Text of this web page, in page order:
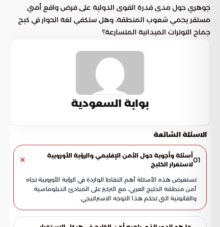
جوهري حول مدى قدرة القوى الدولية على فرض واقع أمني
مستقر يحمي شعوب المنطقة، وهل ستكفي لغة الحوار في كبح
جماح التوترات الميدانية المتسارعة؟
بوابة السعودية
الاسئلة الشائعة
01أسئلة وأجوبة حول الأمن الإقليمي والرؤية الأوروبية
لاستقرار الخليج
تستعرض هذه الأسئلة أهم النقاط الواردة في الرؤية الأوروبية تجاه
أمن منطقة الخليج العربي، مع التركيز على المبادئ الدبلوماسية
والقانونية التي تحكم هذا التوجه الاستراتيجي.